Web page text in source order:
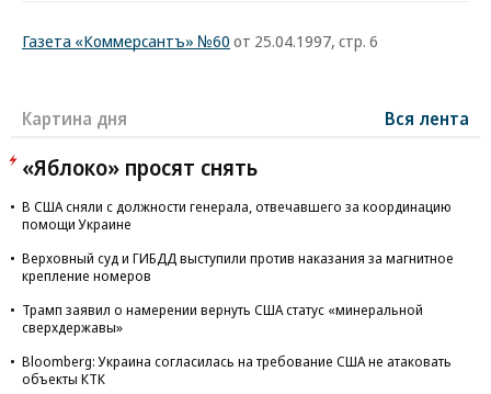
Газета «Коммерсантъ» №60 от 25.04.1997, стр. 6
Картина дня Вся лента
«Яблоко» просят снять
В США сняли с должности генерала, отвечавшего за координацию
помощи Украине
Верховный суд и ГИБДД выступили против наказания за магнитное
крепление номеров
Трамп заявил о намерении вернуть США статус «минеральной
сверхдержавы»
Bloomberg: Украина согласилась на требование США не атаковать
объекты КТК